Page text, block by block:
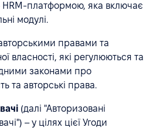
HRM-платформою, яка включає
модулі.
правами та
власності, які регулюються та
законами про
та авторські права.
(далі "Авторизовані
– у цілях цієї Угоди